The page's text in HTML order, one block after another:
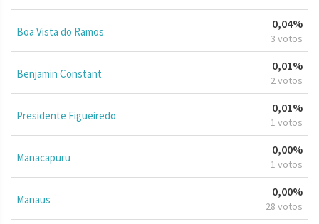
Boa Vista do Ramos
0,04%
3 votos
Benjamin Constant
0,01%
2 votos
Presidente Figueiredo
0,01%
1 votos
Manacapuru
0,00%
1 votos
Manaus
0,00%
28 votos